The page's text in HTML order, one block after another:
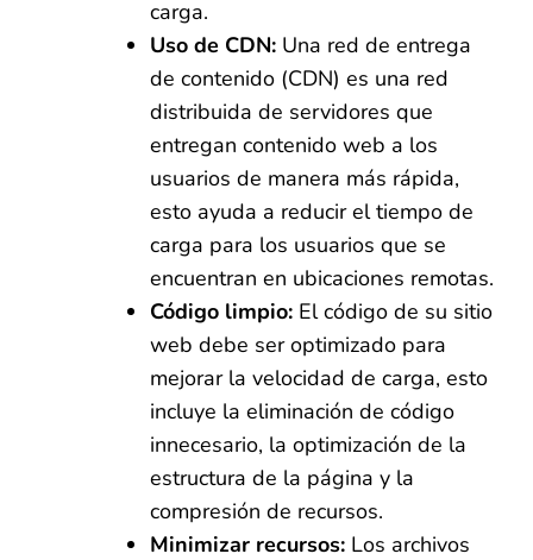
carga.
Uso de CDN: Una red de entrega
de contenido (CDN) es una red
distribuida de servidores que
entregan contenido web a los
usuarios de manera más rápida,
esto ayuda a reducir el tiempo de
carga para los usuarios que se
encuentran en ubicaciones remotas.
Código limpio: El código de su sitio
web debe ser optimizado para
mejorar la velocidad de carga, esto
incluye la eliminación de código
innecesario, la optimización de la
estructura de la página y la
compresión de recursos.
Minimizar recursos: Los archivos